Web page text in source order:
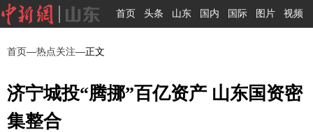
首页 头条 山东 国内 国际 图片 视频
首页—热点关注—正文
济宁城投“腾挪”百亿资产 山东国资密
集整合